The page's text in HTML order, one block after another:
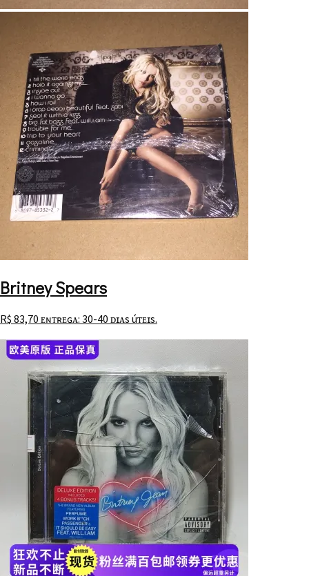
Britney Spears
R$ 83,70 ᴇɴᴛʀᴇɢᴀ: 30-40 ᴅɪᴀs úᴛᴇɪs.